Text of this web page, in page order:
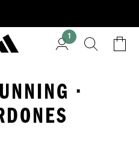
1
·